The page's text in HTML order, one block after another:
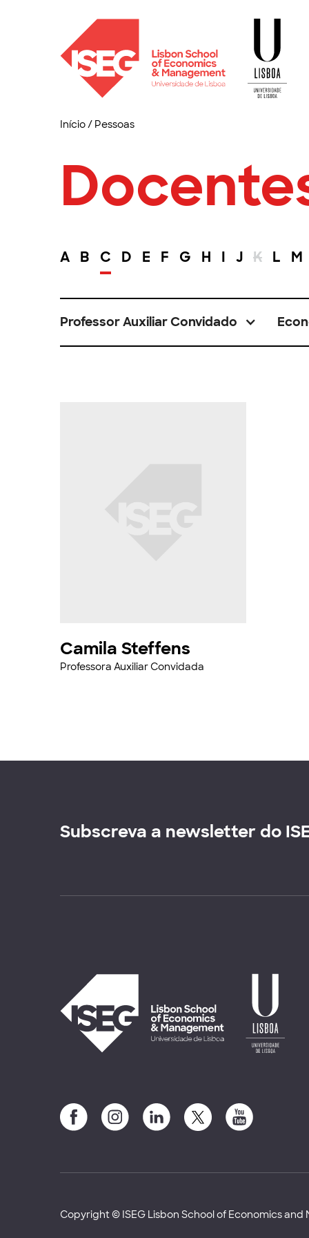
Início/ Pessoas
A B C D E F G H I J K L M
Professor Auxiliar Convidado
Camila Steffens
Professora Auxiliar Convidada
Subscreva a newsletter do
Copyright © ISEG Lisbon School of Economics and